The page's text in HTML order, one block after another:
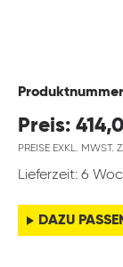
Preis:
PREISE EXKL. MWST.
Lieferzeit: 6
DAZU